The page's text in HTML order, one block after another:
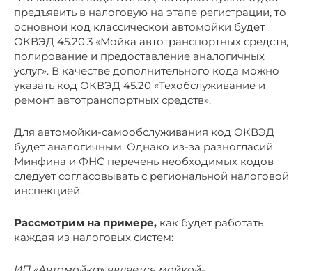
предъявить в налоговую на этапе регистрации, то
основной код классической автомойки будет
ОКВЭД 45.20.3 «Мойка автотранспортных средств,
полирование и предоставление аналогичных
услуг». В качестве дополнительного кода можно
указать код ОКВЭД 45.20 «Техобслуживание и
ремонт автотранспортных средств».
Для автомойки-самообслуживания код ОКВЭД
будет аналогичным. Однако из-за разногласий
Минфина и ФНС перечень необходимых кодов
следует согласовывать с региональной налоговой
инспекцией.
Рассмотрим на примере, как будет работать
каждая из налоговых систем: